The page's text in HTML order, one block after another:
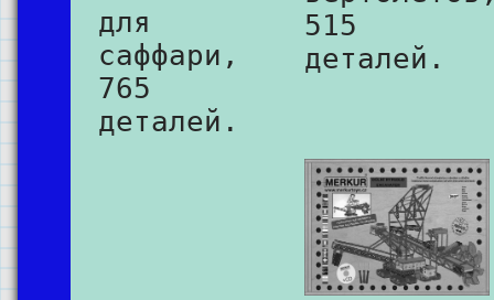
для
саффари,
765
деталей.
515
деталей.